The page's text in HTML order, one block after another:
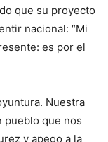
que su proyecto
nacional: “Mi
es por el
Nuestra
pueblo que nos
y apego a la